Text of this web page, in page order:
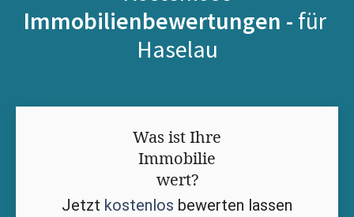
Immobilienbewertungen - für
Haselau
Was ist Ihre
Immobilie
wert?
Jetzt kostenlos bewerten lassen